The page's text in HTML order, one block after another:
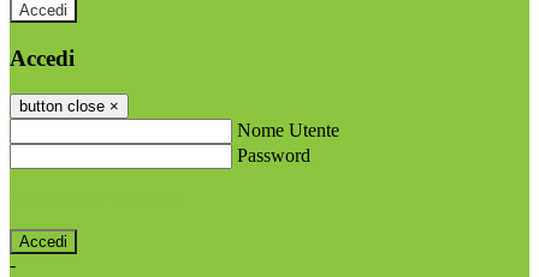
Accedi
Accedi
button close ×
Nome Utente
Password
-